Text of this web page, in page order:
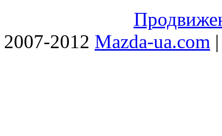
2007-2012 Mazda-ua.com